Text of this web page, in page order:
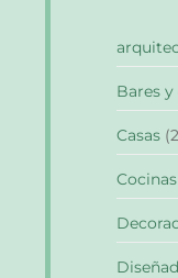
Bares
Casas
Cocinas